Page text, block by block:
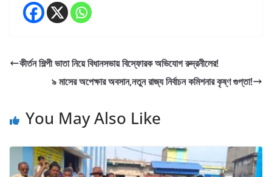
কীর্তন শিল্পী ভাতা নিয়ে বিধানসভায় বিস্ফোরক অভিযোগ রুদ্রনীলের!
৯ মাসের অপেক্ষার অবসান,নতুন রাজ্য নির্বাচন কমিশনার কৃষ্ণ গুপ্তা!
You May Also Like